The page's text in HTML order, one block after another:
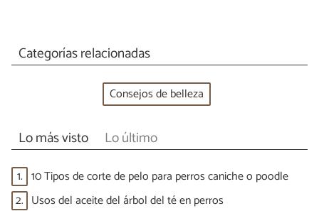
Categorías relacionadas
Consejos de belleza
Lo más visto Lo último
1. 10 Tipos de corte de pelo para perros caniche o poodle
2. Usos del aceite del árbol del té en perros